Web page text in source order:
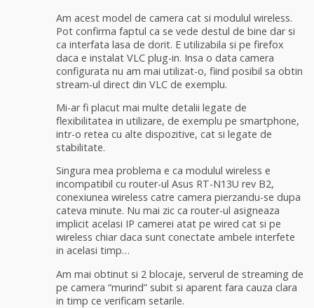
Am acest model de camera cat si modulul wireless.
Pot confirma faptul ca se vede destul de bine dar si
ca interfata lasa de dorit. E utilizabila si pe firefox
daca e instalat VLC plug-in. Insa o data camera
configurata nu am mai utilizat-o, fiind posibil sa obtin
stream-ul direct din VLC de exemplu.
Mi-ar fi placut mai multe detalii legate de
flexibilitatea in utilizare, de exemplu pe smartphone,
intr-o retea cu alte dispozitive, cat si legate de
stabilitate.
Singura mea problema e ca modulul wireless e
incompatibil cu router-ul Asus RT-N13U rev B2,
conexiunea wireless catre camera pierzandu-se dupa
cateva minute. Nu mai zic ca router-ul asigneaza
implicit acelasi IP camerei atat pe wired cat si pe
wireless chiar daca sunt conectate ambele interfete
in acelasi timp…
Am mai obtinut si 2 blocaje, serverul de streaming de
pe camera “murind” subit si aparent fara cauza clara
in timp ce verificam setarile.